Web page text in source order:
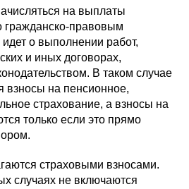
на выплаты
правовым
о выполнении работ,
и иных договорах,
В таком случае
взносы на пенсионное,
страхование, а взносы на
только если это прямо
страховыми взносами.
случаях не включаются